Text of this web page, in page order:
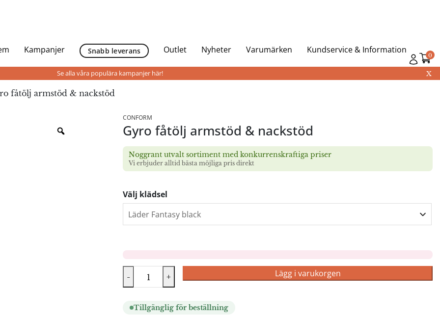
0
Kampanjer Snabb leverans Outlet Nyheter Varumärken Kundservice & Information
Se alla våra populära kampanjer här! X
fåtölj armstöd & nackstöd
CONFORM
Gyro fåtölj armstöd & nackstöd
Noggrant utvalt sortiment med konkurrenskraftiga priser
Vi erbjuder alltid bästa möjliga pris direkt
Välj klädsel
- + Lägg i varukorgen
Tillgänglig för beställning